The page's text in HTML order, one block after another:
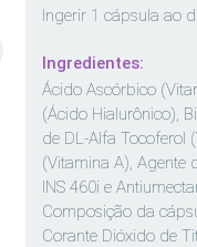
Ingerir 1 cápsula ao
Ingredientes:
Ácido Ascórbico
(Ácido Hialurônico),
de DL-Alfa Tocoferol
(Vitamina A), Agente
INS 460i e
Composição da
Corante Dióxido de